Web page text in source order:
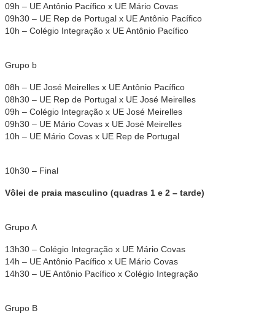
09h – UE Antônio Pacífico x UE Mário Covas
09h30 – UE Rep de Portugal x UE Antônio Pacífico
10h – Colégio Integração x UE Antônio Pacífico
Grupo b
08h – UE José Meirelles x UE Antônio Pacífico
08h30 – UE Rep de Portugal x UE José Meirelles
09h – Colégio Integração x UE José Meirelles
09h30 – UE Mário Covas x UE José Meirelles
10h – UE Mário Covas x UE Rep de Portugal
10h30 – Final
Vôlei de praia masculino (quadras 1 e 2 – tarde)
Grupo A
13h30 – Colégio Integração x UE Mário Covas
14h – UE Antônio Pacífico x UE Mário Covas
14h30 – UE Antônio Pacífico x Colégio Integração
Grupo B